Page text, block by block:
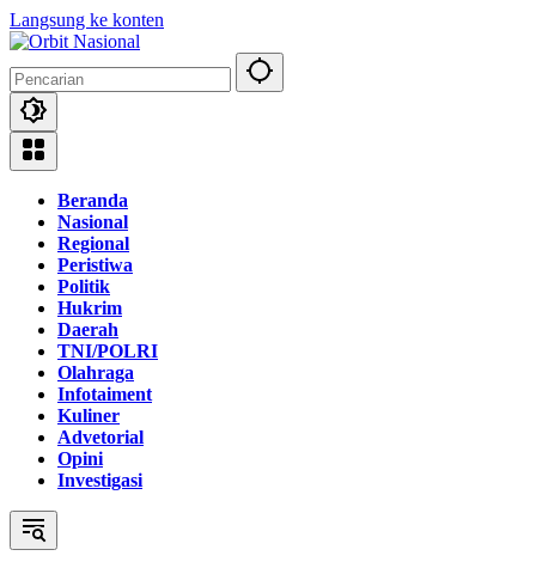
Langsung ke konten
Beranda
Nasional
Regional
Peristiwa
Politik
Hukrim
Daerah
TNI/POLRI
Olahraga
Infotaiment
Kuliner
Advetorial
Opini
Investigasi